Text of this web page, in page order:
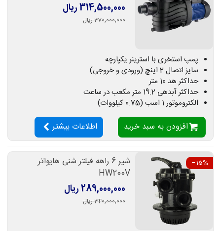
314,500,000 ریال
370,000,000 ریال
پمپ استخری با استرینر یکپارچه
سایز اتصال 2 اینچ (ورودی و خروجی)
حداکثر هد 10 متر
حداکثر آبدهی 19.2 متر مکعب در ساعت
الکتروموتور 1 اسب (0.75 کیلووات)
افزودن به سبد خرید اطلاعات بیشتر
‎−15%
شیر 6 راهه فیلتر شنی هایواتر
HW200V
289,000,000 ریال
340,000,000 ریال